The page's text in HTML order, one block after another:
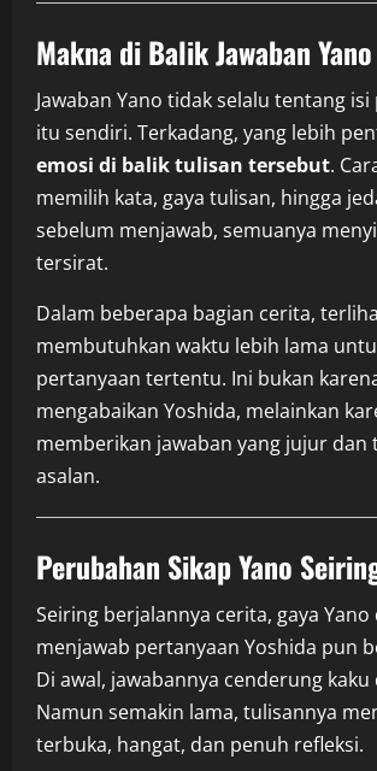
Makna di Balik Jawaban Yano
Jawaban Yano tidak selalu tentang
itu sendiri. Terkadang, yang lebih
emosi di balik tulisan tersebut.
memilih kata, gaya tulisan, hingga
sebelum menjawab, semuanya
tersirat.
Dalam beberapa bagian cerita,
membutuhkan waktu lebih lama
pertanyaan tertentu. Ini bukan
mengabaikan Yoshida, melainkan
memberikan jawaban yang jujur dan
asalan.
Perubahan Sikap Yano
Seiring berjalannya cerita, gaya Yano
menjawab pertanyaan Yoshida pun
Di awal, jawabannya cenderung kaku
Namun semakin lama, tulisannya
terbuka, hangat, dan penuh refleksi.